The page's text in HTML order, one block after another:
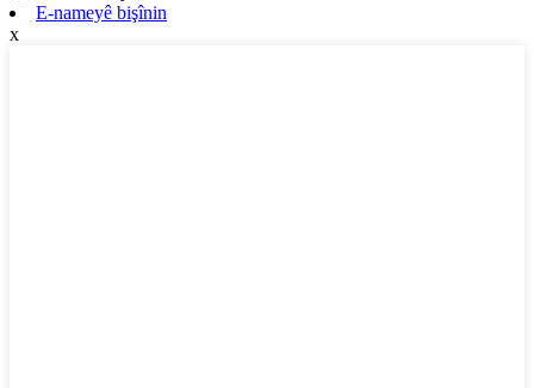
E-nameyê bişînin
x